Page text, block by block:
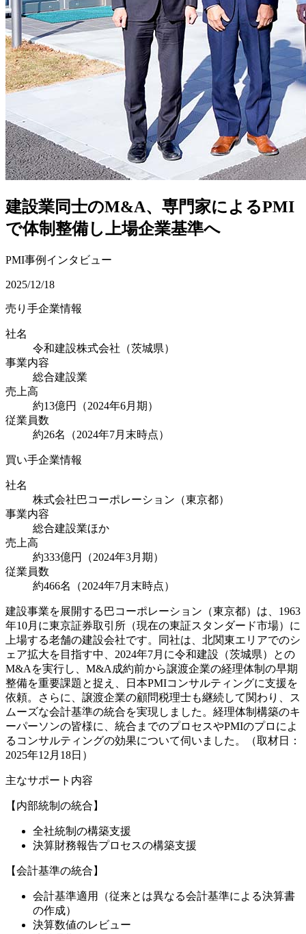
建設業同士のM&A、専門家によるPMI
で体制整備し上場企業基準へ
PMI事例インタビュー
2025/12/18
売り手企業情報
社名
令和建設株式会社（茨城県）
事業内容
総合建設業
売上高
約13億円（2024年6月期）
従業員数
約26名（2024年7月末時点）
買い手企業情報
社名
株式会社巴コーポレーション（東京都）
事業内容
総合建設業ほか
売上高
約333億円（2024年3月期）
従業員数
約466名（2024年7月末時点）
建設事業を展開する巴コーポレーション（東京都）は、1963
年10月に東京証券取引所（現在の東証スタンダード市場）に
上場する老舗の建設会社です。同社は、北関東エリアでのシ
ェア拡大を目指す中、2024年7月に令和建設（茨城県）との
M&Aを実行し、M&A成約前から譲渡企業の経理体制の早期
整備を重要課題と捉え、日本PMIコンサルティングに支援を
依頼。さらに、譲渡企業の顧問税理士も継続して関わり、ス
ムーズな会計基準の統合を実現しました。経理体制構築のキ
ーパーソンの皆様に、統合までのプロセスやPMIのプロによ
るコンサルティングの効果について伺いました。（取材日：
2025年12月18日）
主なサポート内容
【内部統制の統合】
全社統制の構築支援
決算財務報告プロセスの構築支援
【会計基準の統合】
会計基準適用（従来とは異なる会計基準による決算書
の作成）
決算数値のレビュー